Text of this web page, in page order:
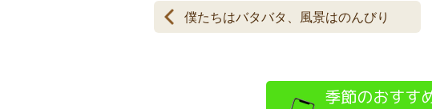
僕たちはバタバタ、風景はのんびり